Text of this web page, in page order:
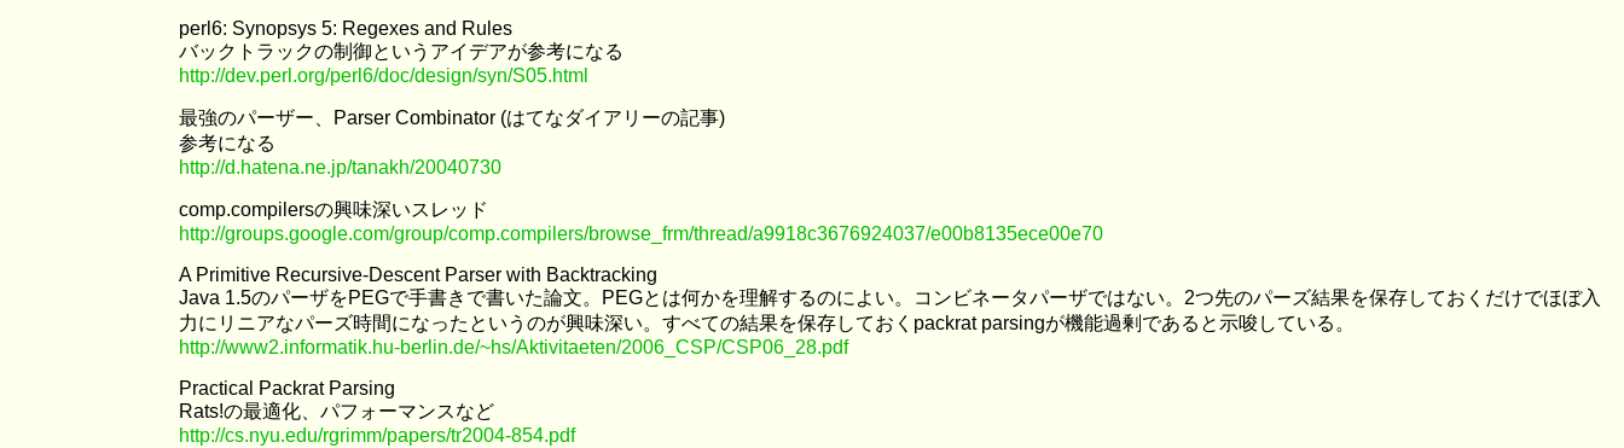
perl6: Synopsys 5: Regexes and Rules
バックトラックの制御というアイデアが参考になる
http://dev.perl.org/perl6/doc/design/syn/S05.html
最強のパーザー、Parser Combinator (はてなダイアリーの記事)
参考になる
http://d.hatena.ne.jp/tanakh/20040730
comp.compilersの興味深いスレッド
http://groups.google.com/group/comp.compilers/browse_frm/thread/a9918c3676924037/e00b8135ece00e70
A Primitive Recursive-Descent Parser with Backtracking
Java 1.5のパーザをPEGで手書きで書いた論文。PEGとは何かを理解するのによい。コンビネータパーザではない。2つ先のパーズ結果を保存しておくだけでほぼ入
力にリニアなパーズ時間になったというのが興味深い。すべての結果を保存しておくpackrat parsingが機能過剰であると示唆している。
http://www2.informatik.hu-berlin.de/~hs/Aktivitaeten/2006_CSP/CSP06_28.pdf
Practical Packrat Parsing
Rats!の最適化、パフォーマンスなど
http://cs.nyu.edu/rgrimm/papers/tr2004-854.pdf